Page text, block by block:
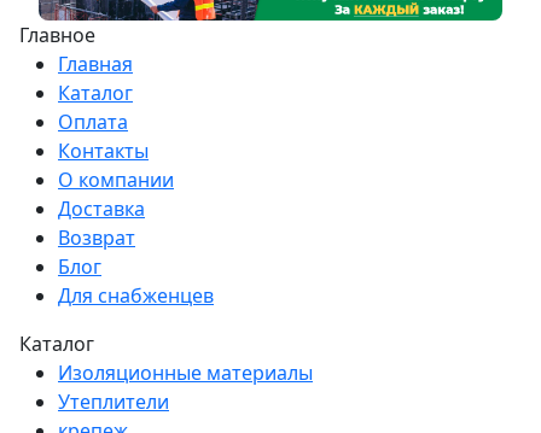
Главное
Главная
Каталог
Оплата
Контакты
О компании
Доставка
Возврат
Блог
Для снабженцев
Каталог
Изоляционные материалы
Утеплители